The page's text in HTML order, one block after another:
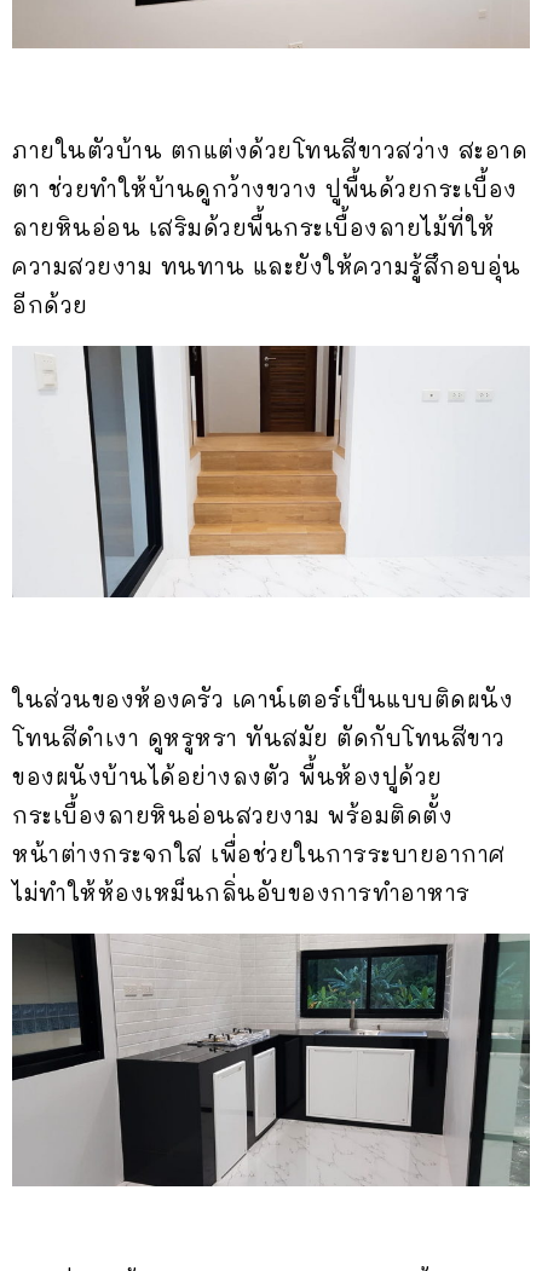
ภายในตัวบ้าน ตกแต่งด้วยโทนสีขาวสว่าง สะอาด
ตา ช่วยทำให้บ้านดูกว้างขวาง ปูพื้นด้วยกระเบื้อง
ลายหินอ่อน เสริมด้วยพื้นกระเบื้องลายไม้ที่ให้
ความสวยงาม ทนทาน และยังให้ความรู้สึกอบอุ่น
อีกด้วย
ในส่วนของห้องครัว เคาน์เตอร์เป็นแบบติดผนัง
โทนสีดำเงา ดูหรูหรา ทันสมัย ตัดกับโทนสีขาว
ของผนังบ้านได้อย่างลงตัว พื้นห้องปูด้วย
กระเบื้องลายหินอ่อนสวยงาม พร้อมติดตั้ง
หน้าต่างกระจกใส เพื่อช่วยในการระบายอากาศ
ไม่ทำให้ห้องเหม็นกลิ่นอับของการทำอาหาร